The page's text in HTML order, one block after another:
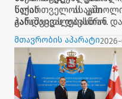
საქართველოს
პანაშვიდს დაესწრო.
წლის ასაკში
გარდაცვალებასთან
გლოვა გამოცხადდა.
ტაძარში დაკრძალავენ.
მთავრობის აპარატი